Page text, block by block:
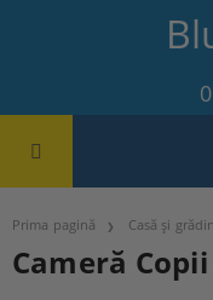
Prima pagină Casă și
Cameră